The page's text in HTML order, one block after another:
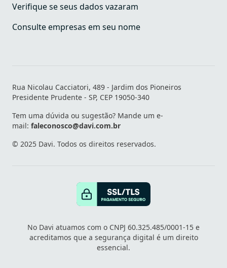
Verifique se seus dados vazaram
Consulte empresas em seu nome
Rua Nicolau Cacciatori, 489 - Jardim dos Pioneiros
Presidente Prudente - SP, CEP 19050-340
Tem uma dúvida ou sugestão? Mande um e-
mail: faleconosco@davi.com.br
© 2025 Davi. Todos os direitos reservados.
No Davi atuamos com o CNPJ 60.325.485/0001-15 e
acreditamos que a segurança digital é um direito
essencial.